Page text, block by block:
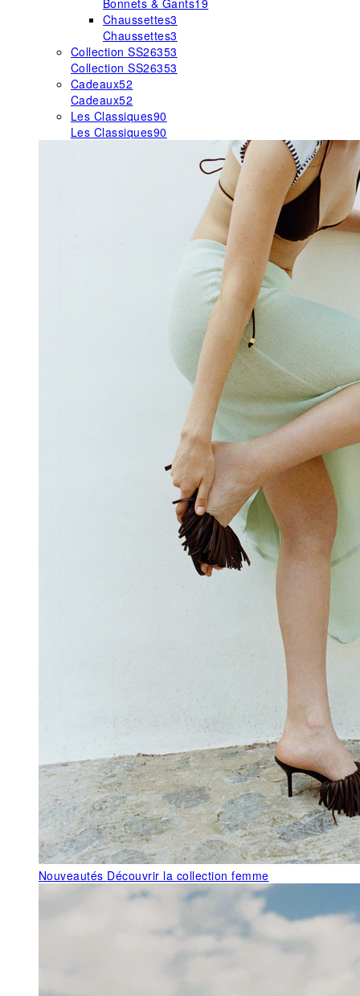
Bonnets & Gants19
Chaussettes3
Chaussettes3
Collection SS26353
Collection SS26353
Cadeaux52
Cadeaux52
Les Classiques90
Les Classiques90
Nouveautés Découvrir la collection femme